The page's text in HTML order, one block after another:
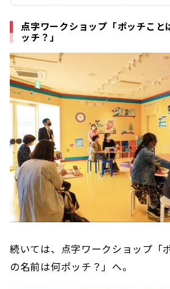
点字ワークショップ「ポッチこ
ッチ？」
続いては、点字ワークショップ
の名前は何ポッチ？」へ。